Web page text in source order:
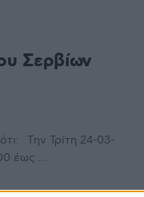
Σερβίων
Tην Τρίτη 24-03-
έως ...